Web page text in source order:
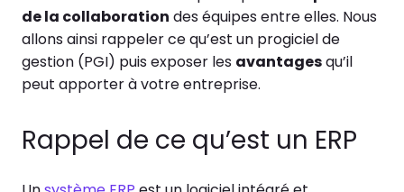
de la collaboration des équipes entre elles. Nous
allons ainsi rappeler ce qu’est un progiciel de
gestion (PGI) puis exposer les avantagesqu’il
peut apporter à votre entreprise.
Rappel de ce qu’est un ERP